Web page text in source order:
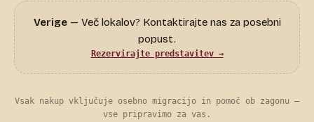
Verige— Več lokalov? Kontaktirajte nas za posebni
popust.
Rezervirajte predstavitev →
Vsak nakup vključuje osebno migracijo in pomoč ob zagonu —
vse pripravimo za vas.